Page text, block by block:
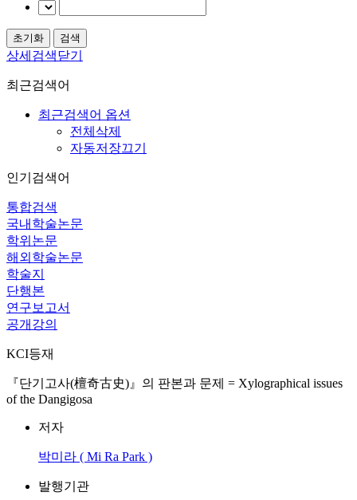
상세검색닫기
최근검색어
최근검색어 옵션
전체삭제
자동저장끄기
인기검색어
통합검색
국내학술논문
학위논문
해외학술논문
학술지
단행본
연구보고서
공개강의
KCI등재
『단기고사(檀奇古史)』의 판본과 문제 = Xylographical issues
of the Dangigosa
저자
박미라 ( Mi Ra Park )
발행기관